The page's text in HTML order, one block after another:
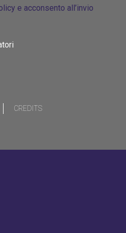
e acconsento all’invio
CREDITS